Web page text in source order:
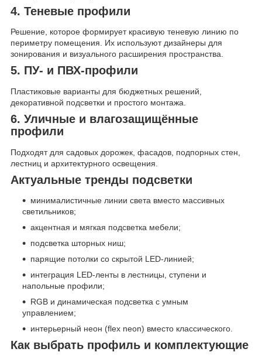
4. Теневые профили
Решение, которое формирует красивую теневую линию по
периметру помещения. Их используют дизайнеры для
зонирования и визуального расширения пространства.
5. ПУ- и ПВХ-профили
Пластиковые варианты для бюджетных решений,
декоративной подсветки и простого монтажа.
6. Уличные и влагозащищённые
профили
Подходят для садовых дорожек, фасадов, подпорных стен,
лестниц и архитектурного освещения.
Актуальные тренды подсветки
минималистичные линии света вместо массивных
светильников;
акцентная и мягкая подсветка мебели;
подсветка шторных ниш;
парящие потолки со скрытой LED-линией;
интеграция LED-ленты в лестницы, ступени и
напольные профили;
RGB и динамическая подсветка с умным
управлением;
интерьерный неон (flex neon) вместо классического.
Как выбрать профиль и комплектующие